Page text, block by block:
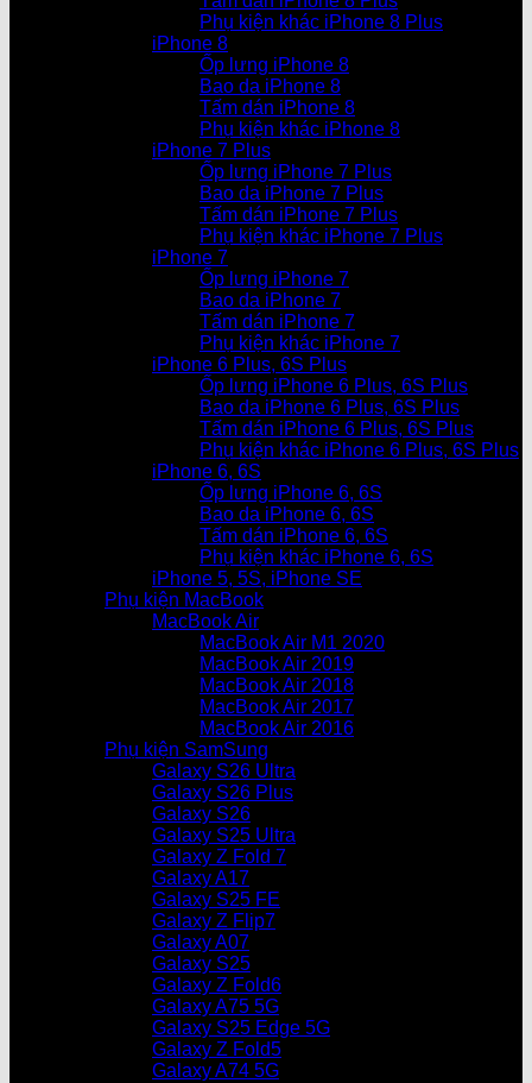
Phụ kiện khác iPhone 8 Plus
iPhone 8
Ốp lưng iPhone 8
Bao da iPhone 8
Tấm dán iPhone 8
Phụ kiện khác iPhone 8
iPhone 7 Plus
Ốp lưng iPhone 7 Plus
Bao da iPhone 7 Plus
Tấm dán iPhone 7 Plus
Phụ kiện khác iPhone 7 Plus
iPhone 7
Ốp lưng iPhone 7
Bao da iPhone 7
Tấm dán iPhone 7
Phụ kiện khác iPhone 7
iPhone 6 Plus, 6S Plus
Ốp lưng iPhone 6 Plus, 6S Plus
Bao da iPhone 6 Plus, 6S Plus
Tấm dán iPhone 6 Plus, 6S Plus
Phụ kiện khác iPhone 6 Plus, 6S Plus
iPhone 6, 6S
Ốp lưng iPhone 6, 6S
Bao da iPhone 6, 6S
Tấm dán iPhone 6, 6S
Phụ kiện khác iPhone 6, 6S
iPhone 5, 5S, iPhone SE
Phụ kiện MacBook
MacBook Air
MacBook Air M1 2020
MacBook Air 2019
MacBook Air 2018
MacBook Air 2017
MacBook Air 2016
Phụ kiện SamSung
Galaxy S26 Ultra
Galaxy S26 Plus
Galaxy S26
Galaxy S25 Ultra
Galaxy Z Fold 7
Galaxy A17
Galaxy S25 FE
Galaxy Z Flip7
Galaxy A07
Galaxy S25
Galaxy Z Fold6
Galaxy A75 5G
Galaxy S25 Edge 5G
Galaxy Z Fold5
Galaxy A74 5G